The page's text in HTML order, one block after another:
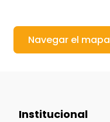
Navegar el mapa
Institucional